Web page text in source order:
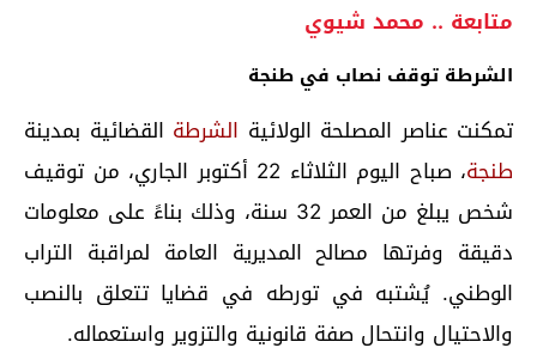
متابعة .. محمد شيوي
الشرطة توقف نصاب في طنجة
تمكنت عناصر المصلحة الولائية الشرطة القضائية بمدينة
طنجة
، صباح اليوم الثلاثاء 22 أكتوبر الجاري، من توقيف
شخص يبلغ من العمر 32 سنة، وذلك بناءً على معلومات
دقيقة وفرتها مصالح المديرية العامة لمراقبة التراب
الوطني. يُشتبه في تورطه في قضايا تتعلق بالنصب
والاحتيال وانتحال صفة قانونية والتزوير واستعماله.